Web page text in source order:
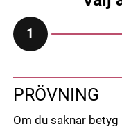
Du är på steg 1
1
PRÖVNING
Om du saknar